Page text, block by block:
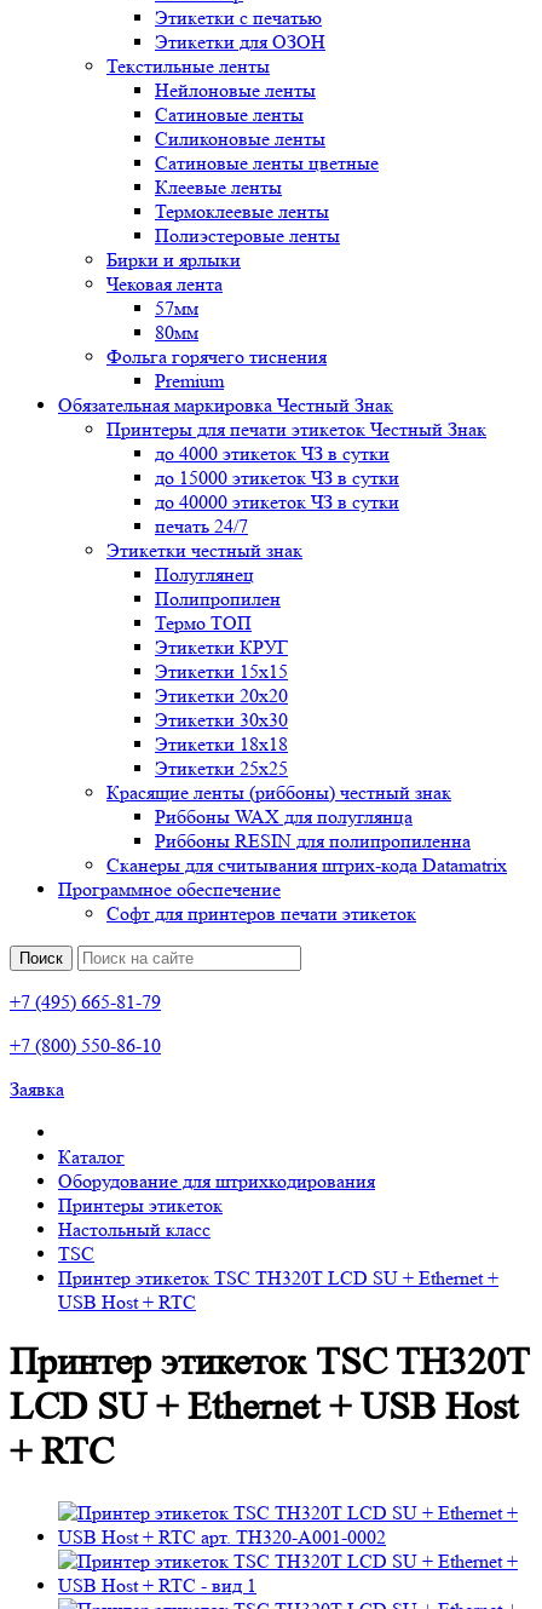
Этикетки с печатью
Этикетки для ОЗОН
Текстильные ленты
Нейлоновые ленты
Сатиновые ленты
Силиконовые ленты
Сатиновые ленты цветные
Клеевые ленты
Термоклеевые ленты
Полиэстеровые ленты
Бирки и ярлыки
Чековая лента
57мм
80мм
Фольга горячего тиснения
Premium
Обязательная маркировка Честный Знак
Принтеры для печати этикеток Честный Знак
до 4000 этикеток ЧЗ в сутки
до 15000 этикеток ЧЗ в сутки
до 40000 этикеток ЧЗ в сутки
печать 24/7
Этикетки честный знак
Полуглянец
Полипропилен
Термо ТОП
Этикетки КРУГ
Этикетки 15х15
Этикетки 20х20
Этикетки 30х30
Этикетки 18х18
Этикетки 25х25
Красящие ленты (риббоны) честный знак
Риббоны WAX для полуглянца
Риббоны RESIN для полипропиленна
Сканеры для считывания штрих-кода Datamatrix
Программное обеспечение
Софт для принтеров печати этикеток
Поиск
+7 (495) 665-81-79
+7 (800) 550-86-10
Заявка
Каталог
Оборудование для штрихкодирования
Принтеры этикеток
Настольный класс
TSC
Принтер этикеток TSC TH320T LCD SU + Ethernet +
USB Host + RTC
Принтер этикеток TSC TH320T
LCD SU + Ethernet + USB Host
+ RTC